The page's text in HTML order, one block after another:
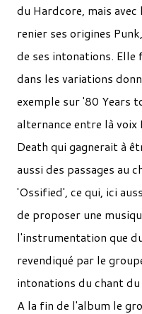
du Hardcore, mais
renier ses origines
de ses intonations. Elle
dans les variations
exemple sur '80 Years
alternance entre là
Death qui gagnerait à
aussi des passages au
'Ossified', ce qui, ici
de proposer une
l'instrumentation que
revendiqué par le
intonations du chant
A la fin de l'album le